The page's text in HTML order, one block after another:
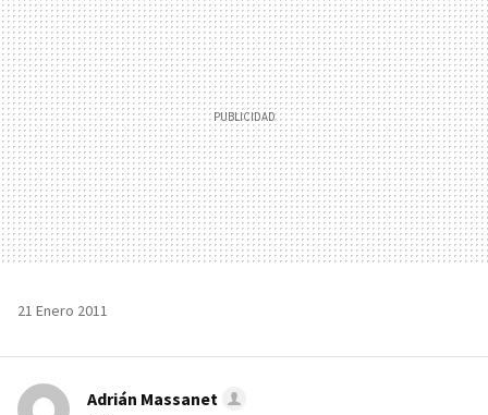
21 Enero 2011
Adrián Massanet